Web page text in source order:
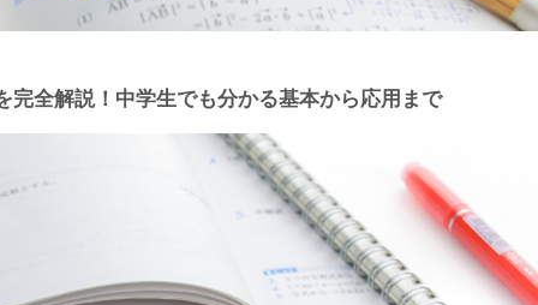
完全解説！中学生でも分かる基本から応用まで